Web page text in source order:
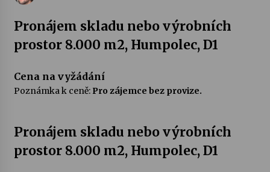
Veselí muzikanti
30. 7. 2026
Pozvánka na integrační festival Quijotova
28. 7. 2026
Letní koncerty ve Stromovce: Kolchoz a
Jenakaši
28. 7. 2026
Pronájem skladu nebo výrobních
prostor 8.000 m2, Humpolec, D1
Cena na vyžádání
Poznámka k ceně: Pro zájemce bez provize.
Pronájem skladu nebo výrobních
prostor 8.000 m2, Humpolec, D1